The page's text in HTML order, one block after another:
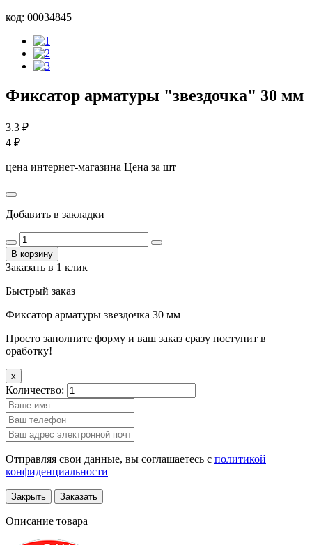
код: 00034845
Фиксатор арматуры "звездочка" 30 мм
3.3 ₽
4 ₽
цена интернет-магазина Цена за шт
Добавить в закладки
В корзину
Заказать в 1 клик
Быстрый заказ
Фиксатор арматуры звездочка 30 мм
Просто заполните форму и ваш заказ сразу поступит в
оработку!
x
Количество:
Отправляя свои данные, вы соглашаетесь с политикой
конфиденциальности
Закрыть Заказать
Описание товара